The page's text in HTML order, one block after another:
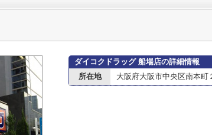
ダイコクドラッグ 船場店の詳細情報
所在地
大阪府大阪市中央区南本町